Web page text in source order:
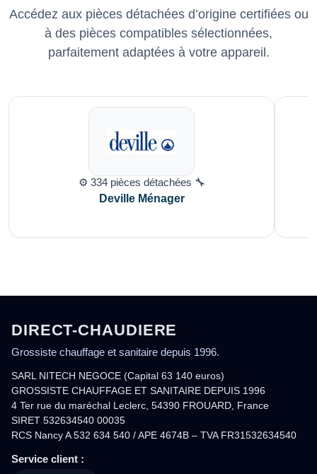
Accédez aux pièces détachées d’origine certifiées ou
à des pièces compatibles sélectionnées,
parfaitement adaptées à votre appareil.
⚙️ 334 pièces détachées 🔧
Deville Ménager
DIRECT-CHAUDIERE
Grossiste chauffage et sanitaire depuis 1996.
SARL NITECH NEGOCE (Capital 63 140 euros)
GROSSISTE CHAUFFAGE ET SANITAIRE DEPUIS 1996
4 Ter rue du maréchal Leclerc, 54390 FROUARD, France
SIRET 532634540 00035
RCS Nancy A 532 634 540 / APE 4674B – TVA FR31532634540
Service client :